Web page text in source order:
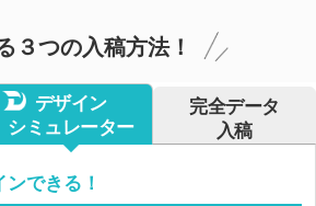
３つの入稿方法！
デザイン
シミュレーター
完全データ
入稿
できる！